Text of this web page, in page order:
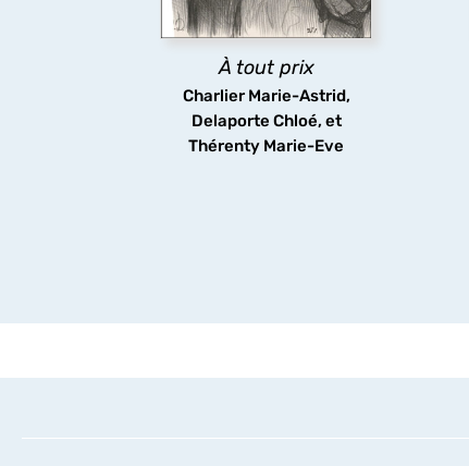
À tout prix
Charlier Marie-Astrid,
Delaporte Chloé, et
Thérenty Marie-Eve
contemporain, bande
dessinée, jeux vidéo), du XIX
siècle à nos jours.
découvrir